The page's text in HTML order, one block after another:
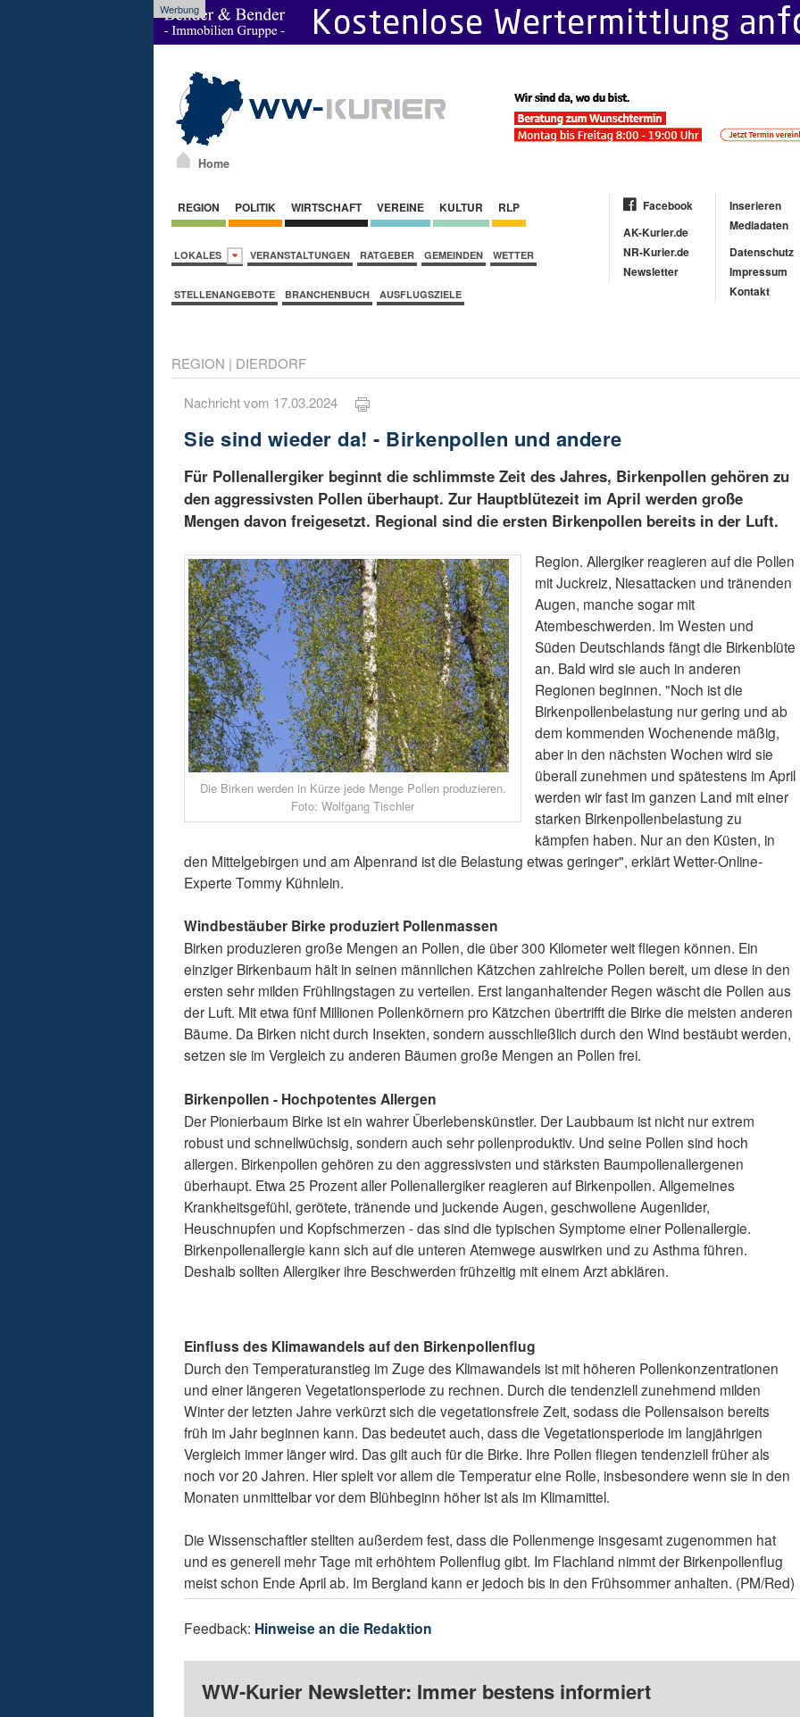
Werbung
Home
REGION POLITIK WIRTSCHAFT VEREINE KULTUR RLP
LOKALES VERANSTALTUNGEN RATGEBER GEMEINDEN WETTER
STELLENANGEBOTE BRANCHENBUCH AUSFLUGSZIELE
Facebook
AK-Kurier.de
NR-Kurier.de
Newsletter
Inserieren
Mediadaten
Datenschutz
Impressum
Kontakt
REGION | DIERDORF
Nachricht vom 17.03.2024
Sie sind wieder da! - Birkenpollen und andere
Für Pollenallergiker beginnt die schlimmste Zeit des Jahres, Birkenpollen gehören zu
den aggressivsten Pollen überhaupt. Zur Hauptblütezeit im April werden große
Mengen davon freigesetzt. Regional sind die ersten Birkenpollen bereits in der Luft.
Die Birken werden in Kürze jede Menge Pollen produzieren.
Foto: Wolfgang Tischler
Region. Allergiker reagieren auf die Pollen
mit Juckreiz, Niesattacken und tränenden
Augen, manche sogar mit
Atembeschwerden. Im Westen und
Süden Deutschlands fängt die Birkenblüte
an. Bald wird sie auch in anderen
Regionen beginnen. "Noch ist die
Birkenpollenbelastung nur gering und ab
dem kommenden Wochenende mäßig,
aber in den nächsten Wochen wird sie
überall zunehmen und spätestens im April
werden wir fast im ganzen Land mit einer
starken Birkenpollenbelastung zu
kämpfen haben. Nur an den Küsten, in
den Mittelgebirgen und am Alpenrand ist die Belastung etwas geringer", erklärt Wetter-Online-
Experte Tommy Kühnlein.
Windbestäuber Birke produziert Pollenmassen
Birken produzieren große Mengen an Pollen, die über 300 Kilometer weit fliegen können. Ein
einziger Birkenbaum hält in seinen männlichen Kätzchen zahlreiche Pollen bereit, um diese in den
ersten sehr milden Frühlingstagen zu verteilen. Erst langanhaltender Regen wäscht die Pollen aus
der Luft. Mit etwa fünf Millionen Pollenkörnern pro Kätzchen übertrifft die Birke die meisten anderen
Bäume. Da Birken nicht durch Insekten, sondern ausschließlich durch den Wind bestäubt werden,
setzen sie im Vergleich zu anderen Bäumen große Mengen an Pollen frei.
Birkenpollen - Hochpotentes Allergen
Der Pionierbaum Birke ist ein wahrer Überlebenskünstler. Der Laubbaum ist nicht nur extrem
robust und schnellwüchsig, sondern auch sehr pollenproduktiv. Und seine Pollen sind hoch
allergen. Birkenpollen gehören zu den aggressivsten und stärksten Baumpollenallergenen
überhaupt. Etwa 25 Prozent aller Pollenallergiker reagieren auf Birkenpollen. Allgemeines
Krankheitsgefühl, gerötete, tränende und juckende Augen, geschwollene Augenlider,
Heuschnupfen und Kopfschmerzen - das sind die typischen Symptome einer Pollenallergie.
Birkenpollenallergie kann sich auf die unteren Atemwege auswirken und zu Asthma führen.
Deshalb sollten Allergiker ihre Beschwerden frühzeitig mit einem Arzt abklären.
Einfluss des Klimawandels auf den Birkenpollenflug
Durch den Temperaturanstieg im Zuge des Klimawandels ist mit höheren Pollenkonzentrationen
und einer längeren Vegetationsperiode zu rechnen. Durch die tendenziell zunehmend milden
Winter der letzten Jahre verkürzt sich die vegetationsfreie Zeit, sodass die Pollensaison bereits
früh im Jahr beginnen kann. Das bedeutet auch, dass die Vegetationsperiode im langjährigen
Vergleich immer länger wird. Das gilt auch für die Birke. Ihre Pollen fliegen tendenziell früher als
noch vor 20 Jahren. Hier spielt vor allem die Temperatur eine Rolle, insbesondere wenn sie in den
Monaten unmittelbar vor dem Blühbeginn höher ist als im Klimamittel.
Die Wissenschaftler stellten außerdem fest, dass die Pollenmenge insgesamt zugenommen hat
und es generell mehr Tage mit erhöhtem Pollenflug gibt. Im Flachland nimmt der Birkenpollenflug
meist schon Ende April ab. Im Bergland kann er jedoch bis in den Frühsommer anhalten. (PM/Red)
Feedback: Hinweise an die Redaktion
WW-Kurier Newsletter: Immer bestens informiert